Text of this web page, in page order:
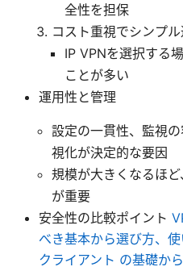
全性を担保
コスト重視でシンプ
IP VPNを選択する
ことが多い
運用性と管理
設定の一貫性、監視
視化が決定的な要因
規模が大きくなるほ
が重要
安全性の比較ポイント
べき基本から選び方、
クライアント の基礎か